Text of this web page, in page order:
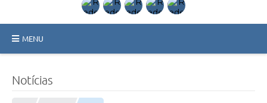
MENU
Notícias